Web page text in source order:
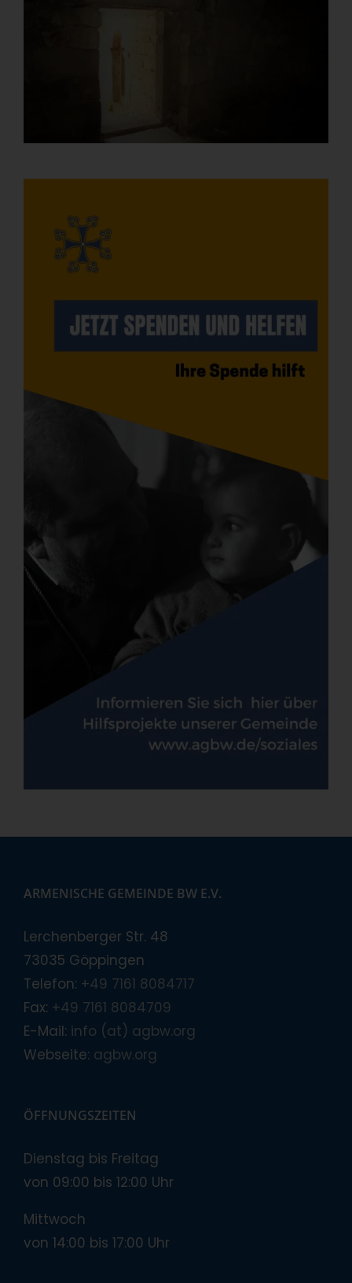
ARMENISCHE GEMEINDE BW E.V.
Lerchenberger Str. 48
73035 Göppingen
Telefon: +49 7161 8084717
Fax: +49 7161 8084709
E-Mail: info (at) agbw.org
Webseite: agbw.org
ÖFFNUNGSZEITEN
Dienstag bis Freitag
von 09:00 bis 12:00 Uhr
Mittwoch
von 14:00 bis 17:00 Uhr